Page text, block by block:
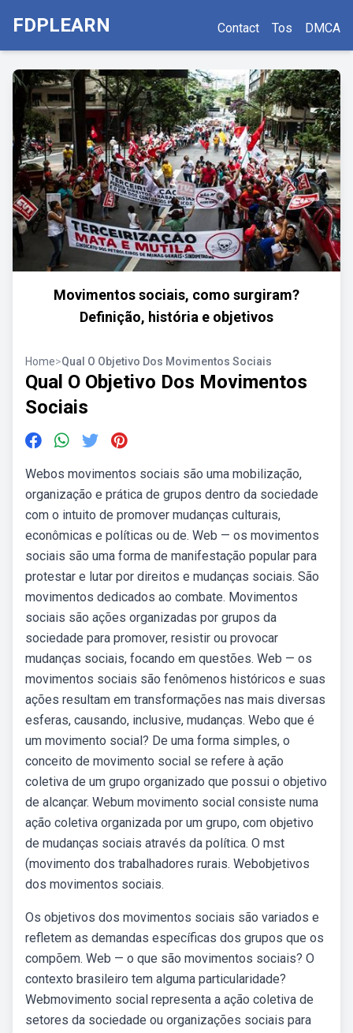
FDPLEARN Contact Tos DMCA
Movimentos sociais, como surgiram?
Definição, história e objetivos
Home>Qual O Objetivo Dos Movimentos Sociais
Qual O Objetivo Dos Movimentos
Sociais
Webos movimentos sociais são uma mobilização,
organização e prática de grupos dentro da sociedade
com o intuito de promover mudanças culturais,
econômicas e políticas ou de. Web — os movimentos
sociais são uma forma de manifestação popular para
protestar e lutar por direitos e mudanças sociais. São
movimentos dedicados ao combate. Movimentos
sociais são ações organizadas por grupos da
sociedade para promover, resistir ou provocar
mudanças sociais, focando em questões. Web — os
movimentos sociais são fenômenos históricos e suas
ações resultam em transformações nas mais diversas
esferas, causando, inclusive, mudanças. Webo que é
um movimento social? De uma forma simples, o
conceito de movimento social se refere à ação
coletiva de um grupo organizado que possui o objetivo
de alcançar. Webum movimento social consiste numa
ação coletiva organizada por um grupo, com objetivo
de mudanças sociais através da política. O mst
(movimento dos trabalhadores rurais. Webobjetivos
dos movimentos sociais.
Os objetivos dos movimentos sociais são variados e
refletem as demandas específicas dos grupos que os
compõem. Web — o que são movimentos sociais? O
contexto brasileiro tem alguma particularidade?
Webmovimento social representa a ação coletiva de
setores da sociedade ou organizações sociais para